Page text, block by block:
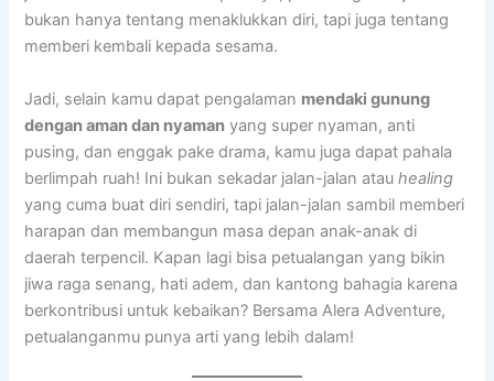
bukan hanya tentang menaklukkan diri, tapi juga tentang
memberi kembali kepada sesama.
Jadi, selain kamu dapat pengalaman mendaki gunung
dengan aman dan nyaman yang super nyaman, anti
pusing, dan enggak pake drama, kamu juga dapat pahala
berlimpah ruah! Ini bukan sekadar jalan-jalan atauhealing
yang cuma buat diri sendiri, tapi jalan-jalan sambil memberi
harapan dan membangun masa depan anak-anak di
daerah terpencil. Kapan lagi bisa petualangan yang bikin
jiwa raga senang, hati adem, dan kantong bahagia karena
berkontribusi untuk kebaikan? Bersama Alera Adventure,
petualanganmu punya arti yang lebih dalam!